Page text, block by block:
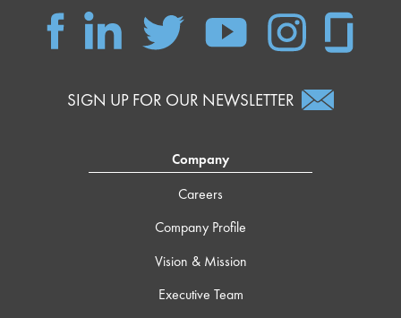
SIGN UP FOR OUR NEWSLETTER
Company
Careers
Company Profile
Vision & Mission
Executive Team